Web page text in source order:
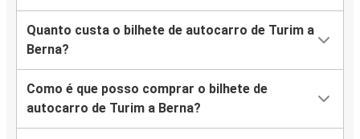
Quanto custa o bilhete de autocarro de Turim a
Berna?
Como é que posso comprar o bilhete de
autocarro de Turim a Berna?